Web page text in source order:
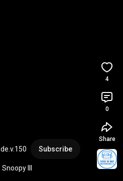
Subscribe
III
4
0
Share